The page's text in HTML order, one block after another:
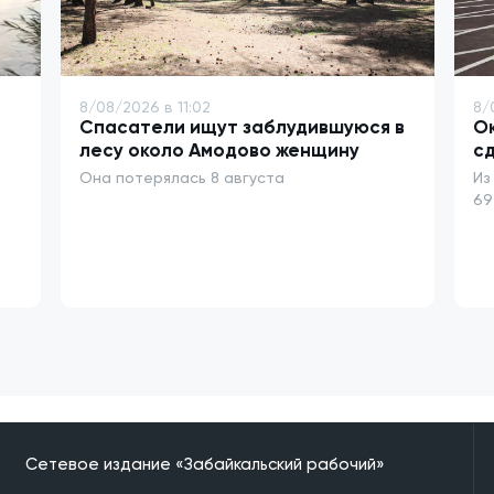
8/08/2026 в 11:02
Спасатели ищут заблудившуюся в
лесу около Амодово женщину
Она потерялась 8 августа
8/
Сетевое издание «Забайкальский рабочий»